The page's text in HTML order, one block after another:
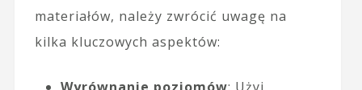
materiałów, należy zwrócić uwagę na
kilka kluczowych aspektów: